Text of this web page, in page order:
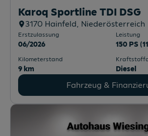
Karoq Sportline TDI DSG
3170 Hainfeld, Niederösterreich
Erstzulassung
06/2026
Leistung
150 PS
Kilometerstand
9 km Diesel
Fahrzeug &